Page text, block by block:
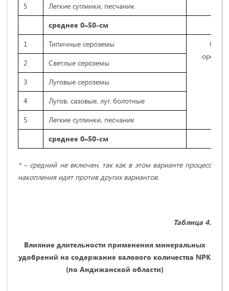
5
Легкие суглинки, песчаник
среднее 0–50-см
1
Типичные сероземы
2
Светлые сероземы
3
Луговые сероземы
4
Лугов. сазовые, луг. болотные
5
Легкие суглинки, песчаник
среднее 0–50-см
* – средний не включен, так как в этом варианте процесс
накопления идет против других вариантов.
Таблица 4.
Влияние длительности применения минеральных
удобрений на содержание валового количества NPK
(по Андижанской области)